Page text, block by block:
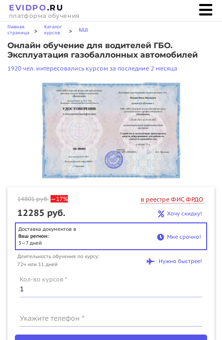
EVIDPO.RU
платформа обучения
Главная
страница
>
Каталог
курсов
> БДД
Онлайн обучение для водителей ГБО.
Эксплуатация газобаллонных автомобилей
1920 чел. интересовались курсом за последние 2 месяца
14801руб. —17% в реестре ФИС ФРДО
12285 руб. Хочу скидку!
Доставка документов в
Ваш регион:
3—7 дней
Мне срочно!
Длительность обучения по курсу:
72ч или 11 дней
Нужно быстрее!
Кол-во курсов *
Укажите телефон *